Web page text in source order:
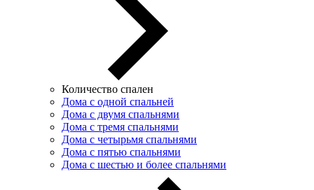
Количество спален
Дома с одной спальней
Дома с двумя спальнями
Дома с тремя спальнями
Дома с четырьмя спальнями
Дома с пятью спальнями
Дома с шестью и более спальнями